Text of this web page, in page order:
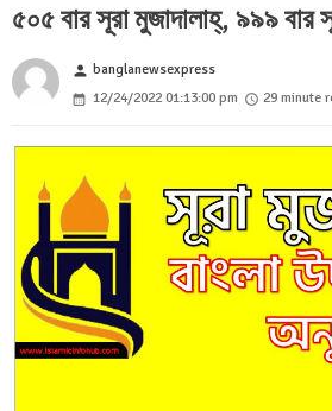
৫০৫ বার সূরা মুজাদালাহ্, ৯৯৯ বার
person banglanewsexpress
12/24/2022 01:13:00 pm
29 minute